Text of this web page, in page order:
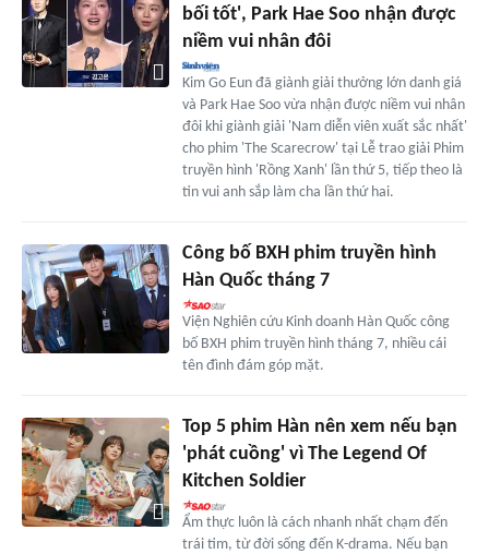
bối tốt', Park Hae Soo nhận được
niềm vui nhân đôi
Kim Go Eun đã giành giải thưởng lớn danh giá
và Park Hae Soo vừa nhận được niềm vui nhân
đôi khi giành giải 'Nam diễn viên xuất sắc nhất'
cho phim 'The Scarecrow' tại Lễ trao giải Phim
truyền hình 'Rồng Xanh' lần thứ 5, tiếp theo là
tin vui anh sắp làm cha lần thứ hai.
Công bố BXH phim truyền hình
Hàn Quốc tháng 7
Viện Nghiên cứu Kinh doanh Hàn Quốc công
bố BXH phim truyền hình tháng 7, nhiều cái
tên đình đám góp mặt.
Top 5 phim Hàn nên xem nếu bạn
'phát cuồng' vì The Legend Of
Kitchen Soldier
Ẩm thực luôn là cách nhanh nhất chạm đến
trái tim, từ đời sống đến K-drama. Nếu bạn